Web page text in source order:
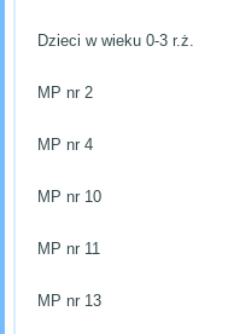
Dzieci w wieku 0-3 r.ż.
MP nr 2
MP nr 4
MP nr 10
MP nr 11
MP nr 13